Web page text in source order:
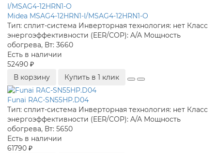
Midea MSAG4-12HRN1-I/MSAG4-12HRN1-O
Тип: сплит-система Инверторная технология: нет Класс
энергоэффективности (EER/COP): A/A Мощность
обогрева, Вт: 3660
Есть в наличии
52490 ₽
В корзину
Купить в 1 клик
Funai RAC-SN55HP.D04
Тип: сплит-система Инверторная технология: нет Класс
энергоэффективности (EER/COP): A/A Мощность
обогрева, Вт: 5650
Есть в наличии
61790 ₽